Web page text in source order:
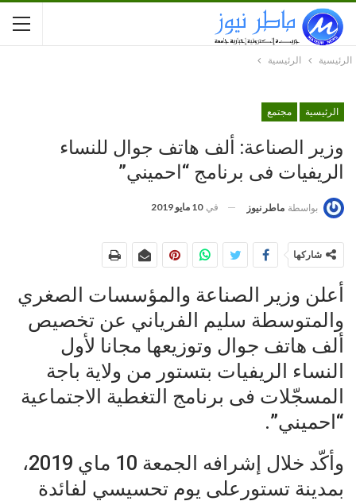
الرئيسية الرئيسية
الرئيسية مجتمع
وزير الصناعة: ألف هاتف جوال للنساء
الريفيات فى برنامج “احميني”
بواسطة ماطر نيوز في 10 مايو 2019
شاركها
أعلن وزير الصناعة والمؤسسات الصغري
والمتوسطة سليم الفرياني عن تخصيص
ألف هاتف جوال وتوزيعها مجانا لأول
النساء الريفيات بتستور من ولاية باجة
المسجّلات فى برنامج التغطية الاجتماعية
“احميني”.
وأكّد خلال إشرافه الجمعة 10 ماي 2019،
بمدينة تستورعلى يوم تحسيسي لفائدة